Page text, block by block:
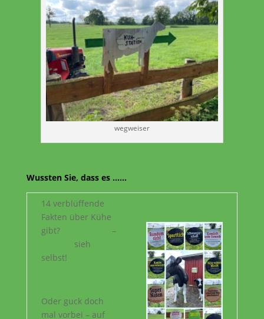
wegweiser
Wussten Sie, dass es ……
14 verblüffende
Fakten über Kühe
gibt? –
sieh
selbst!
Oder guck doch
mal vorbei – auf